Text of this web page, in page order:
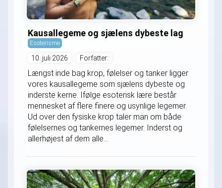
Kausallegeme og sjælens dybeste lag
Esoterisme
10. juli 2026 Forfatter:
Længst inde bag krop, følelser og tanker ligger
vores kausallegeme som sjælens dybeste og
inderste kerne. Ifølge esoterisk lære består
mennesket af flere finere og usynlige legemer.
Ud over den fysiske krop taler man om både
følelsernes og tankernes legemer. Inderst og
allerhøjest af dem alle...